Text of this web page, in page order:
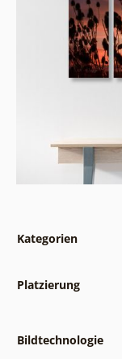
Kategorien
Platzierung
Bildtechnologie